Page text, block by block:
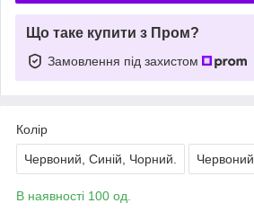
Що таке купити з Пром?
Замовлення під захистом
Колір
Червоний, Синій, Чорний. Червоний
В наявності 100 од.